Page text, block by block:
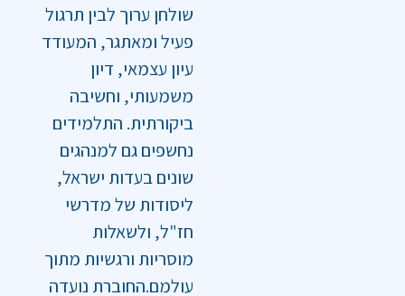
שולחן ערוך לבין תרגול
פעיל ומאתגר, המעודד
עיון עצמאי, דיון
משמעותי, וחשיבה
ביקורתית. התלמידים
נחשפים גם למנהגים
שונים בעדות ישראל,
ליסודות של מדרשי
חז"ל, ולשאלות
מוסריות ורגשיות מתוך
עולמם.החוברת נועדה